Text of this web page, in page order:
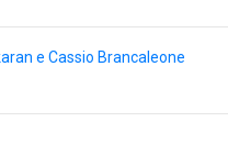
e Cassio Brancaleone